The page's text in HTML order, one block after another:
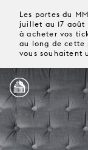
Les portes du
juillet au 17 août
à acheter vos
au long de cette
vous souhaitent